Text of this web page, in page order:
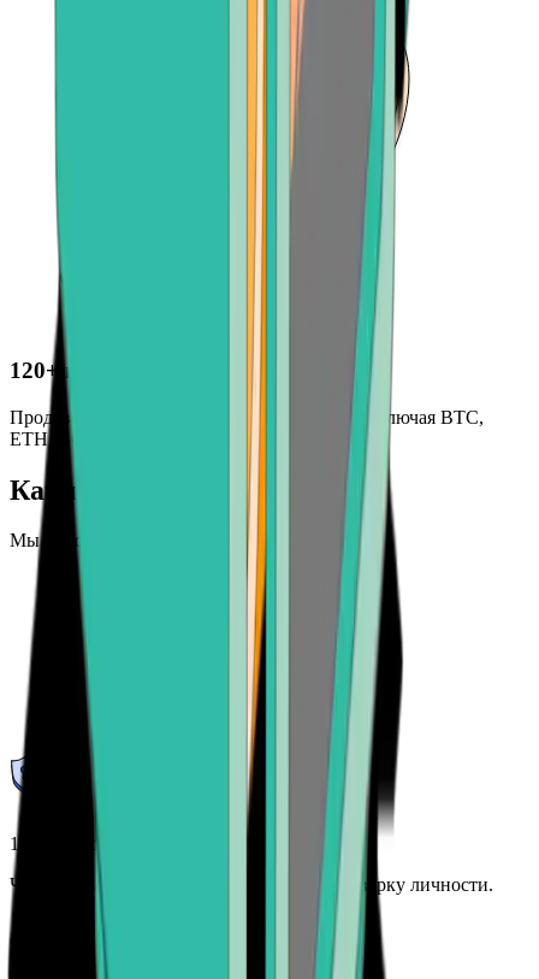
120+ криптовалют
Продавайте широкий выбор криптовалют, включая BTC,
ETH, BCH и другие.
Как продать криптовалюту?
Мы упрощаем вывод вашей криптовалюты
1. Подтвердите свою личность
Чтобы начать, пройдите однократную проверку личности.